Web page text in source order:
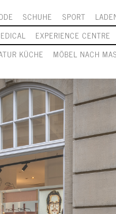
SCHUHE SPORT
EXPERIENCE CENTRE
KÜCHE MÖBEL NACH MASS